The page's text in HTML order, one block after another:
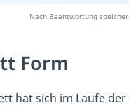
Nach Beantwortung
Form
hat sich im Laufe